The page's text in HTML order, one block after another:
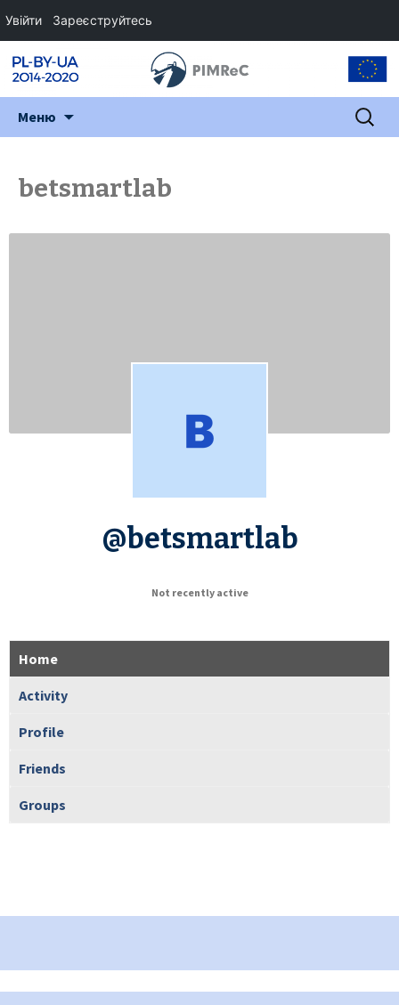
Меню Пошук:
betsmartlab
@betsmartlab
Not recently active
Home
Activity
Profile
Friends
Groups
Увійти Зареєструйтесь